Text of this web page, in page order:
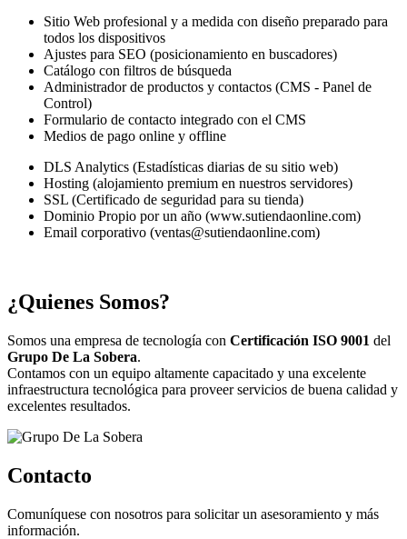
Sitio Web profesional y a medida con diseño preparado para
todos los dispositivos
Ajustes para SEO (posicionamiento en buscadores)
Catálogo con filtros de búsqueda
Administrador de productos y contactos (CMS - Panel de
Control)
Formulario de contacto integrado con el CMS
Medios de pago online y offline
DLS Analytics (Estadísticas diarias de su sitio web)
Hosting (alojamiento premium en nuestros servidores)
SSL (Certificado de seguridad para su tienda)
Dominio Propio por un año (www.sutiendaonline.com)
Email corporativo (ventas@sutiendaonline.com)
¿Quienes Somos?
Somos una empresa de tecnología con Certificación ISO 9001 del
Grupo De La Sobera.
Contamos con un equipo altamente capacitado y una excelente
infraestructura tecnológica para proveer servicios de buena calidad y
excelentes resultados.
Contacto
Comuníquese con nosotros para solicitar un asesoramiento y más
información.